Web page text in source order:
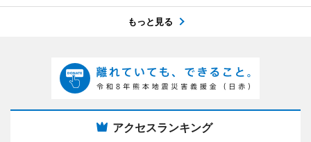
もっと見る
アクセスランキング